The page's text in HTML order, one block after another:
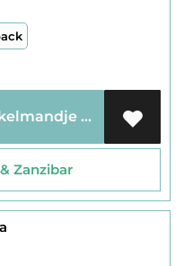
Voeg toe aan mijn winkelmandje
Zanzibar